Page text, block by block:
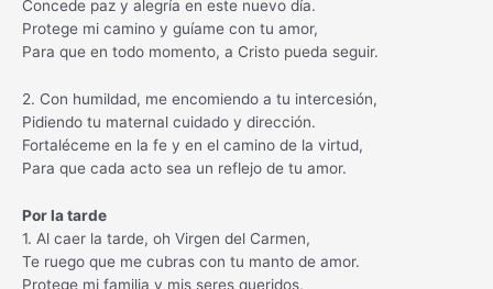
Concede paz y alegría en este nuevo día.
Protege mi camino y guíame con tu amor,
Para que en todo momento, a Cristo pueda seguir.
2. Con humildad, me encomiendo a tu intercesión,
Pidiendo tu maternal cuidado y dirección.
Fortaléceme en la fe y en el camino de la virtud,
Para que cada acto sea un reflejo de tu amor.
Por la tarde
1. Al caer la tarde, oh Virgen del Carmen,
Te ruego que me cubras con tu manto de amor.
Protege mi familia y mis seres queridos,